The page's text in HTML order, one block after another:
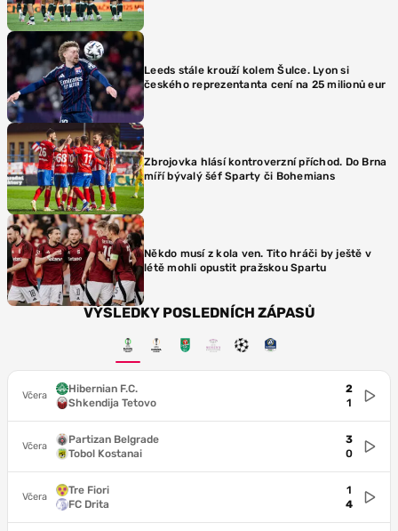
Leeds stále krouží kolem Šulce. Lyon si
českého reprezentanta cení na 25 milionů eur
Zbrojovka hlásí kontroverzní příchod. Do Brna
míří bývalý šéf Sparty či Bohemians
Někdo musí z kola ven. Tito hráči by ještě v
létě mohli opustit pražskou Spartu
VÝSLEDKY POSLEDNÍCH ZÁPASŮ
Včera
Hibernian F.C.
Shkendija Tetovo
2
1
Včera
Partizan Belgrade
Tobol Kostanai
3
0
Včera
Tre Fiori
FC Drita
1
4